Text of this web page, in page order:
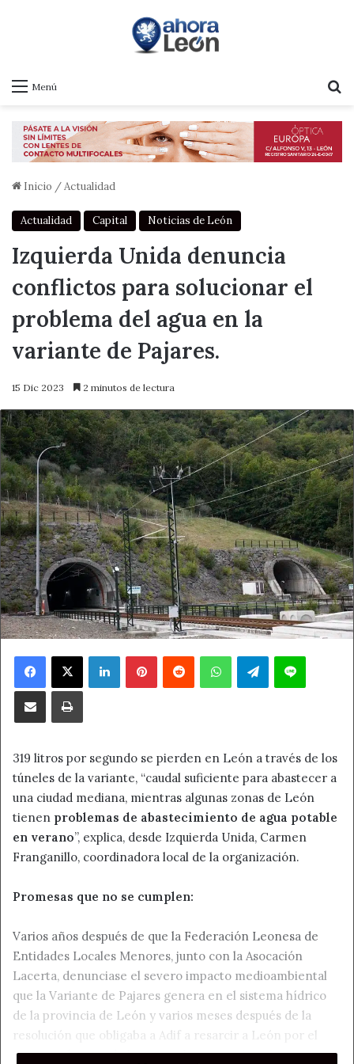
Menú
Inicio /Actualidad
Actualidad Capital Noticias de León
Izquierda Unida denuncia
conflictos para solucionar el
problema del agua en la
variante de Pajares.
15 Dic 2023 2 minutos de lectura
Facebook
X LinkedInPinterestReddit WhatsAppTelegramLine
Compartir por correo electrónicoImprimir
319 litros por segundo se pierden en León a través de los
túneles de la variante, “caudal suficiente para abastecer a
una ciudad mediana, mientras algunas zonas de León
tienen problemas de abastecimiento de agua potable
en verano”, explica, desde Izquierda Unida, Carmen
Franganillo, coordinadora local de la organización.
Promesas que no se cumplen:
Varios años después de que la Federación Leonesa de
Entidades Locales Menores, junto con la Asocación
Lacerta, denunciase el severo impacto medioambiental
que la Variante de Pajares genera en el sistema hídrico
de la provincia de León y varios meses después de la
resolución que obligaba a Adif a resarcir a León por el
trasvase de agua de la cuenca leonesa a Asturias, se